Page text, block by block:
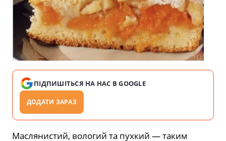
ПІДПИШІТЬСЯ НА НАС В GOOGLE
ДОДАТИ ЗАРАЗ
Маслянистий, вологий та пухкий — таким